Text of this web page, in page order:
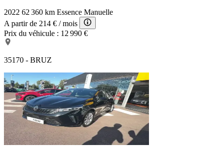
2022 62 360 km Essence Manuelle
A partir de 214 € / mois
Prix du véhicule : 12 990 €
35170 - BRUZ